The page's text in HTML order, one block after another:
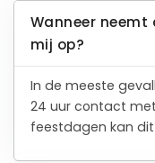
Wanneer
mij op?
In de meeste
24 uur contact
feestdagen kan